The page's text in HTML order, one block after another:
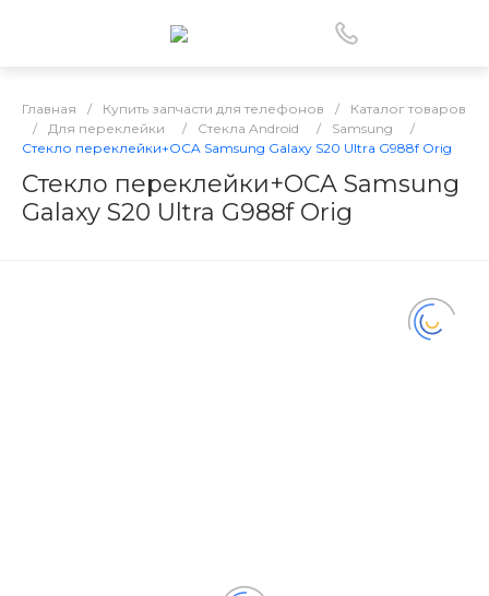
Главная / Купить запчасти для телефонов /
Каталог товаров
/
Для переклейки / Стекла Android / Samsung
/
Стекло переклейки+OCA Samsung Galaxy S20 Ultra G988f Orig
Стекло переклейки+OCA Samsung
Galaxy S20 Ultra G988f Orig